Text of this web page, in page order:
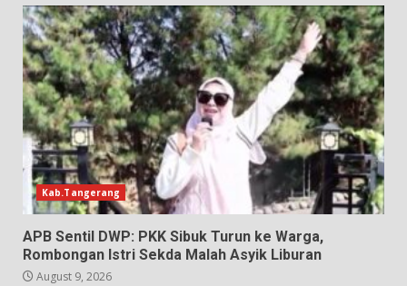
Kab.Tangerang
APB Sentil DWP: PKK Sibuk Turun ke Warga,
Rombongan Istri Sekda Malah Asyik Liburan
August 9, 2026